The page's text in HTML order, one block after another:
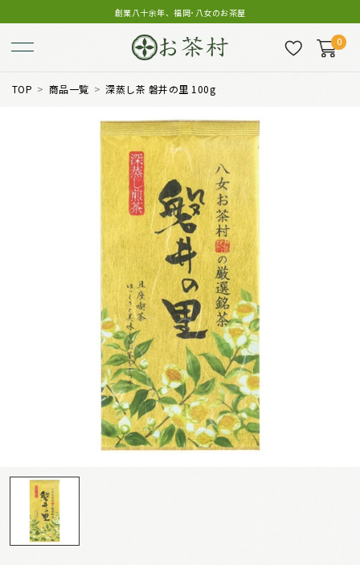
創業八十余年、福岡･八女のお茶屋
0
TOP 商品一覧 深蒸し茶 磐井の里 100g